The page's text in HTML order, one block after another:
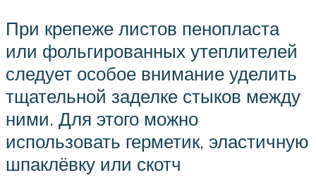
При крепеже листов пенопласта
или фольгированных утеплителей
следует особое внимание уделить
тщательной заделке стыков между
ними. Для этого можно
использовать герметик, эластичную
шпаклёвку или скотч